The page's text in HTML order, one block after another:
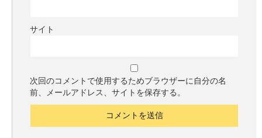
サイト
次回のコメントで使用するためブラウザーに自分の名
前、メールアドレス、サイトを保存する。